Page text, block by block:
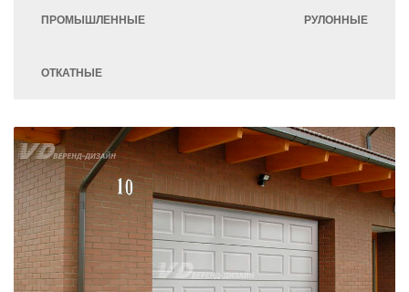
ПРОМЫШЛЕННЫЕ РУЛОННЫЕ
ОТКАТНЫЕ